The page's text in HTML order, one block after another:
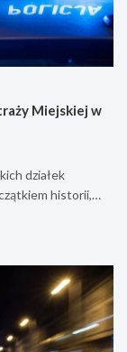
Miejskiej w
działek
historii,…